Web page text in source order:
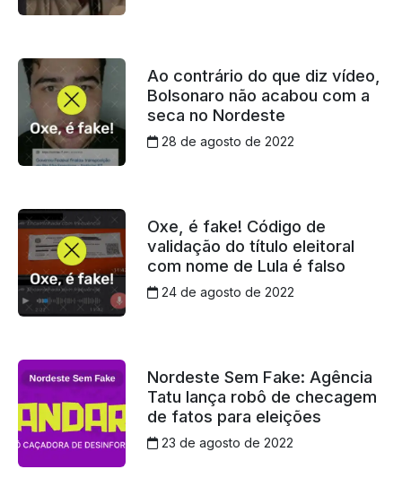
Ao contrário do que diz vídeo,
Bolsonaro não acabou com a
seca no Nordeste
28 de agosto de 2022
Oxe, é fake! Código de
validação do título eleitoral
com nome de Lula é falso
24 de agosto de 2022
Nordeste Sem Fake: Agência
Tatu lança robô de checagem
de fatos para eleições
23 de agosto de 2022